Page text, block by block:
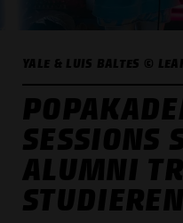
YALE & LUIS BALTES ©
SESSIONS
ALUMNI